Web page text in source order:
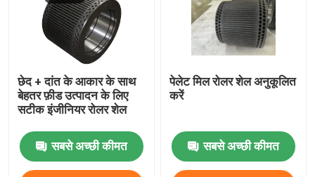
वीडियो
हमारे बारे में
कारखाना भ्रमण
गुणवत्ता नियंत्रण
छेद + दांत के आकार के साथ
बेहतर फ़ीड उत्पादन के लिए
सटीक इंजीनियर रोलर शेल
सबसे अच्छी कीमत
पेलेट मिल रोलर शेल अनुकूलित
करें
सबसे अच्छी कीमत